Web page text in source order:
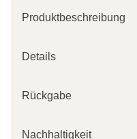
Produktbeschreibung
Details
Rückgabe
Nachhaltigkeit